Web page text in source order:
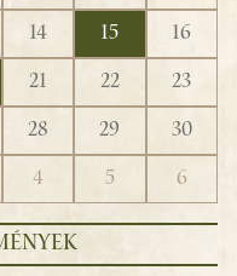
14 15
16
21 22
23
28 29
30
4 5 6